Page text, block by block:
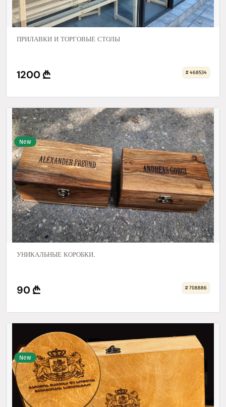
ПРИЛАВКИ И ТОРГОВЫЕ СТОЛЫ
1200 # 468534
New
УНИКАЛЬНЫЕ КОРОБКИ.
90 # 708886
New